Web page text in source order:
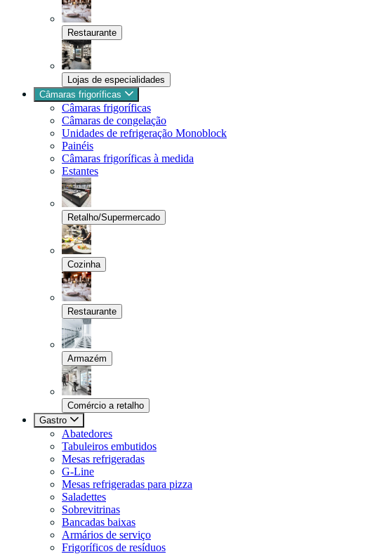
Restaurante
Lojas de especialidades
Câmaras frigoríficas
Câmaras frigoríficas
Câmaras de congelação
Unidades de refrigeração Monoblock
Painéis
Câmaras frigoríficas à medida
Estantes
Retalho/Supermercado
Cozinha
Restaurante
Armazém
Comércio a retalho
Gastro
Abatedores
Tabuleiros embutidos
Mesas refrigeradas
G-Line
Mesas refrigeradas para pizza
Saladettes
Sobrevitrinas
Bancadas baixas
Armários de serviço
Frigoríficos de resíduos